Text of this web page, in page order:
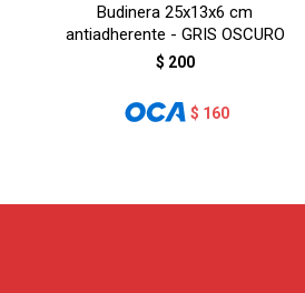
Budinera 25x13x6 cm
antiadherente - GRIS OSCURO
$ 200
$ 160